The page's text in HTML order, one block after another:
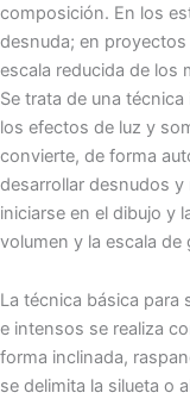
composición. En los
desnuda; en
escala reducida de los
Se trata de una
los efectos de luz y
convierte, de forma
desarrollar desnudos
iniciarse en el dibujo y
volumen y la escala de
La técnica básica
e intensos se realiza
forma inclinada,
se delimita la silueta o